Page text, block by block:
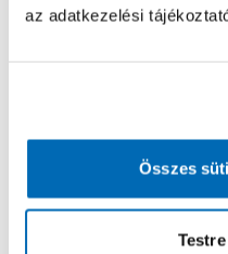
az adatkezelési
Összes